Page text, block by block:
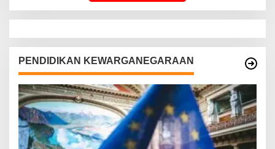
PENDIDIKAN KEWARGANEGARAAN